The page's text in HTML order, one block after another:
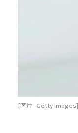
[图片=Getty Images]